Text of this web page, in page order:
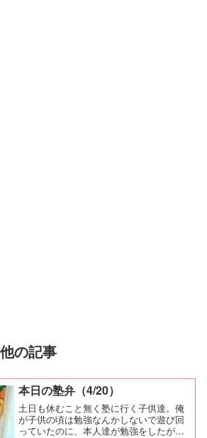
の記事
本日の塾弁（4/20）
土日も休むこと無く塾に行く子供達。俺
が子供の頃は勉強なんかしないで遊び回
っていたのに、本人達が勉強をしたがる